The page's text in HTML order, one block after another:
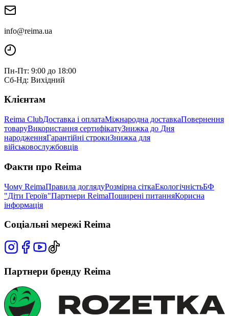
info@reima.ua
Пн-Пт: 9:00 до 18:00
Сб-Нд: Вихідний
Клієнтам
Reima ClubДоставка і оплатаМіжнародна доставкаПовернення
товаруВикористання сертифікатуЗнижка до Дня
народженняГарантійні строкиЗнижка для
військовослужбовців
Факти про Reima
Чому ReimaПравила доглядуРозмірна сіткаЕкологічністьБФ
"Діти Героїв"Партнери ReimaПоширені питанняКорисна
інформація
Соціальні мережі Reima
Партнери бренду Reima